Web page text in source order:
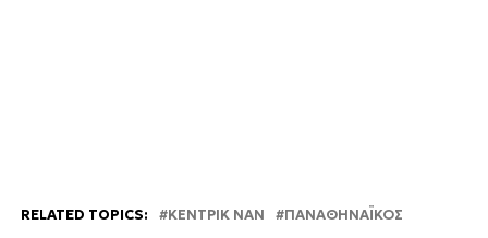
RELATED TOPICS: ΚΈΝΤΡΙΚ ΝΑΝ ΠΑΝΑΘΗΝΑΪΚΟΣ